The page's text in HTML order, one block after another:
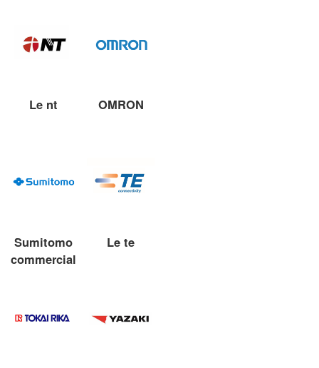
Le nt OMRON
Sumitomo
commercial
Le te